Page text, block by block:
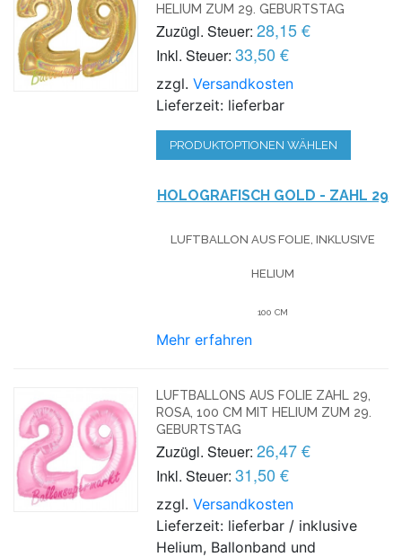
HELIUM ZUM 29. GEBURTSTAG
Zuzügl. Steuer: 28,15 €
Inkl. Steuer: 33,50 €
zzgl.Versandkosten
Lieferzeit: lieferbar
PRODUKTOPTIONEN WÄHLEN
HOLOGRAFISCH GOLD - ZAHL 29
LUFTBALLON AUS FOLIE, INKLUSIVE
HELIUM
100 CM
Mehr erfahren
LUFTBALLONS AUS FOLIE ZAHL 29,
ROSA, 100 CM MIT HELIUM ZUM 29.
GEBURTSTAG
Zuzügl. Steuer: 26,47 €
Inkl. Steuer: 31,50 €
zzgl.Versandkosten
Lieferzeit: lieferbar / inklusive
Helium, Ballonband und